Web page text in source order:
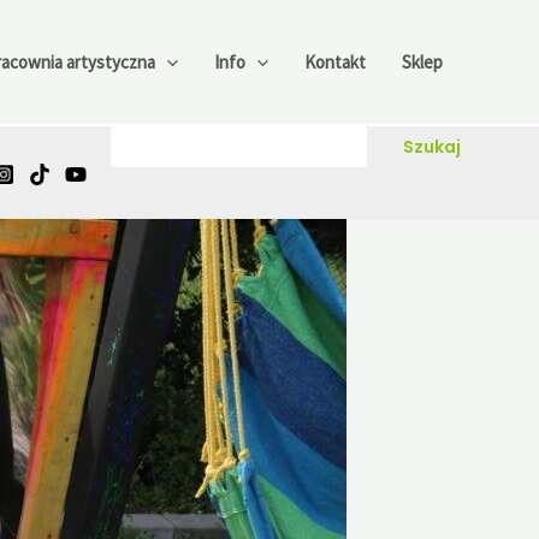
artystyczna Info Kontakt Sklep
Szukaj